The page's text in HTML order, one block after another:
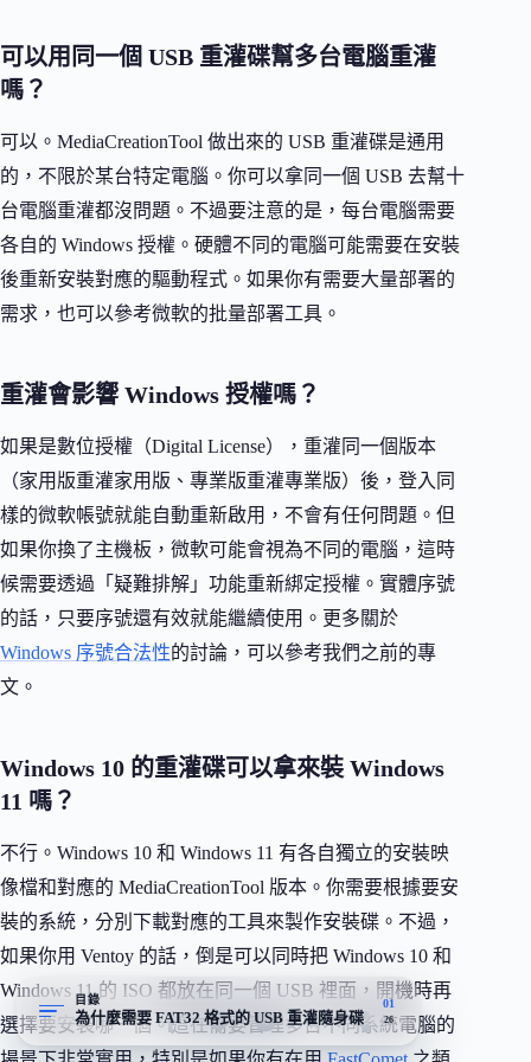
可以用同一個 USB 重灌碟幫多台電腦重灌
嗎？
可以。MediaCreationTool 做出來的 USB 重灌碟是通用
的，不限於某台特定電腦。你可以拿同一個 USB 去幫十
台電腦重灌都沒問題。不過要注意的是，每台電腦需要
各自的 Windows 授權。硬體不同的電腦可能需要在安裝
後重新安裝對應的驅動程式。如果你有需要大量部署的
需求，也可以參考微軟的批量部署工具。
重灌會影響 Windows 授權嗎？
如果是數位授權（Digital License），重灌同一個版本
（家用版重灌家用版、專業版重灌專業版）後，登入同
樣的微軟帳號就能自動重新啟用，不會有任何問題。但
如果你換了主機板，微軟可能會視為不同的電腦，這時
候需要透過「疑難排解」功能重新綁定授權。實體序號
的話，只要序號還有效就能繼續使用。更多關於
Windows 序號合法性的討論，可以參考我們之前的專
文。
Windows 10 的重灌碟可以拿來裝 Windows
11 嗎？
不行。Windows 10 和 Windows 11 有各自獨立的安裝映
像檔和對應的 MediaCreationTool 版本。你需要根據要安
裝的系統，分別下載對應的工具來製作安裝碟。不過，
如果你用 Ventoy 的話，倒是可以同時把 Windows 10 和
Windows 11 的 ISO 都放在同一個 USB 裡面，開機時再
選擇要安裝哪一個。這在需要管理多台不同系統電腦的
目錄
為什麼需要 FAT32 格式的 USB 重灌隨身碟
01
26